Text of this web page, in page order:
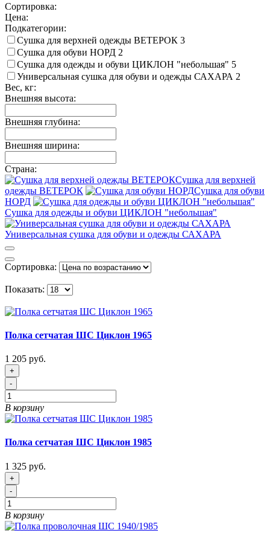
Сортировка:
Цена:
Подкатегории:
Сушка для верхней одежды ВЕТЕРОК 3
Сушка для обуви НОРД 2
Сушка для одежды и обуви ЦИКЛОН "небольшая" 5
Универсальная сушка для обуви и одежды САХАРА 2
Вес, кг:
Внешняя высота:
Внешняя глубина:
Внешняя ширина:
Страна:
Сушка для верхней
одежды ВЕТЕРОК
Сушка для обуви
НОРД
Сушка для одежды и обуви ЦИКЛОН "небольшая"
Универсальная сушка для обуви и одежды САХАРА
Сортировка:
Показать:
Полка сетчатая ШС Циклон 1965
1 205 руб.
+
-
В корзину
Полка сетчатая ШС Циклон 1985
1 325 руб.
+
-
В корзину